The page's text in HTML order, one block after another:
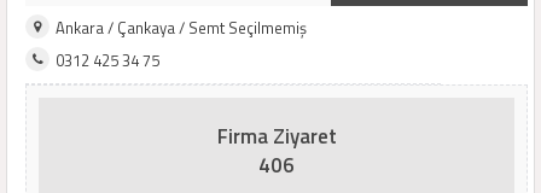
Ankara / Çankaya / Semt Seçilmemiş
0312 425 34 75
Firma Ziyaret
406